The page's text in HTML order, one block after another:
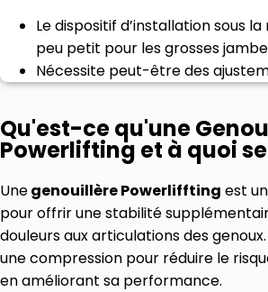
Le dispositif d’installation sous
peu petit pour les grosses
Nécessite peut-être des
Qu'est-ce qu'une
Powerlifting et à quoi
Unegenouillère Powerliffting est
pour offrir une stabilité
douleurs aux articulations des genoux.
une compression pour réduire le
en améliorant sa performance.